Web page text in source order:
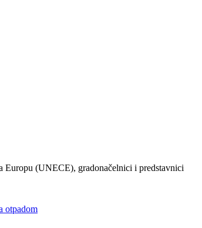
Europu (UNECE), gradonačelnici i predstavnici
otpadom